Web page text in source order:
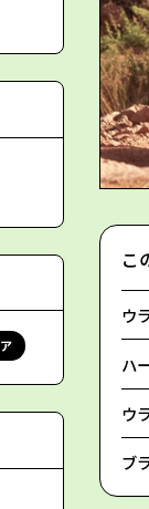
こ
ウ
ハ
ウ
ブ